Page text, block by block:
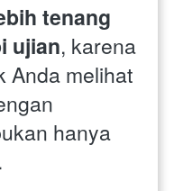
tenang
ujian, karena
Anda melihat
hanya